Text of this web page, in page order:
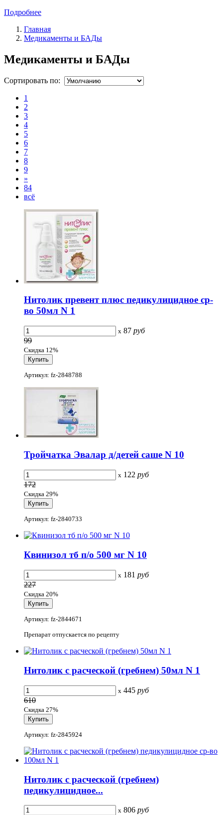
Подробнее
Главная
Медикаменты и БАДы
Медикаменты и БАДы
Сортировать по:
1
2
3
4
5
6
7
8
9
»
84
всё
Нитолик превент плюс педикулицидное ср-
во 50мл N 1
x 87 руб
99
Скидка 12%
Артикул: fz-2848788
Тройчатка Эвалар д/детей саше N 10
x 122 руб
172
Скидка 29%
Артикул: fz-2840733
Квинизол тб п/о 500 мг N 10
x 181 руб
227
Скидка 20%
Артикул: fz-2844671
Препарат отпускается по рецепту
Нитолик с расческой (гребнем) 50мл N 1
x 445 руб
610
Скидка 27%
Артикул: fz-2845924
Нитолик с расческой (гребнем)
педикулицидное...
x 806 руб